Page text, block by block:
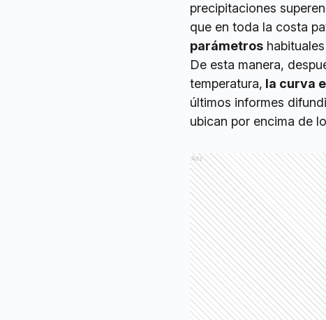
precipitaciones
que en toda la costa
parámetros
De esta manera,
temperatura, la curva
últimos informes
ubican por encima de
Ads